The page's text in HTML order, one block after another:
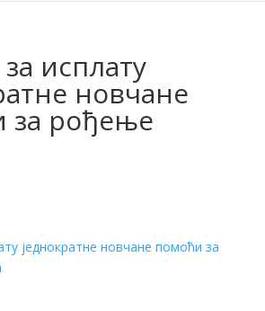
за исплату
новчане
за рођење
једнократне новчане помоћи за